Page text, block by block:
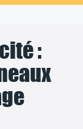
: